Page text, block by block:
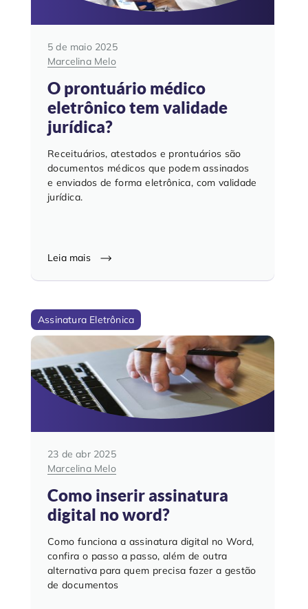
5 de maio 2025
Marcelina Melo
O prontuário médico
eletrônico tem validade
jurídica?
Receituários, atestados e prontuários são
documentos médicos que podem assinados
e enviados de forma eletrônica, com validade
jurídica.
Leia mais
Assinatura Eletrônica
23 de abr 2025
Marcelina Melo
Como inserir assinatura
digital no word?
Como funciona a assinatura digital no Word,
confira o passo a passo, além de outra
alternativa para quem precisa fazer a gestão
de documentos